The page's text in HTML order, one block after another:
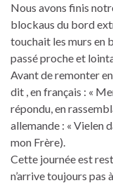
Nous avons finis
blockaus du bord
touchait les murs en
passé proche et
Avant de remonter en
dit , en français : «
répondu, en
allemande : « Vielen
mon Frère).
Cette journée est
n’arrive toujours pas